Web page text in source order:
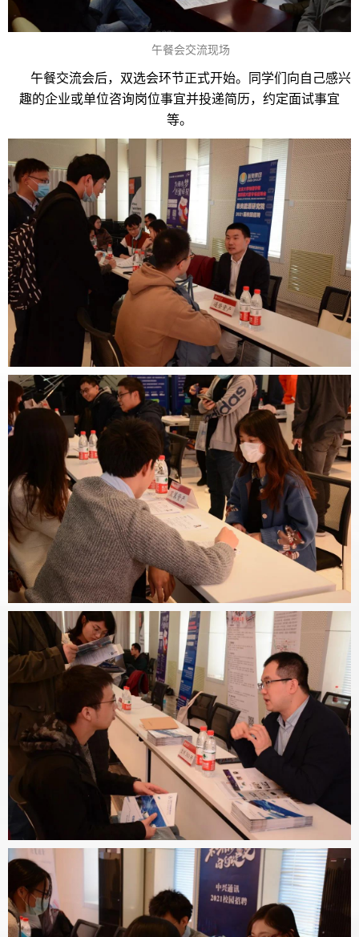
午餐会交流现场
午餐交流会后，双选会环节正式开始。同学们向自己感兴
趣的企业或单位咨询岗位事宜并投递简历，约定面试事宜
等。